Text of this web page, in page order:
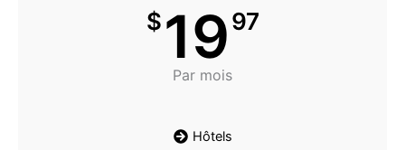
$1997
Par mois
Hôtels